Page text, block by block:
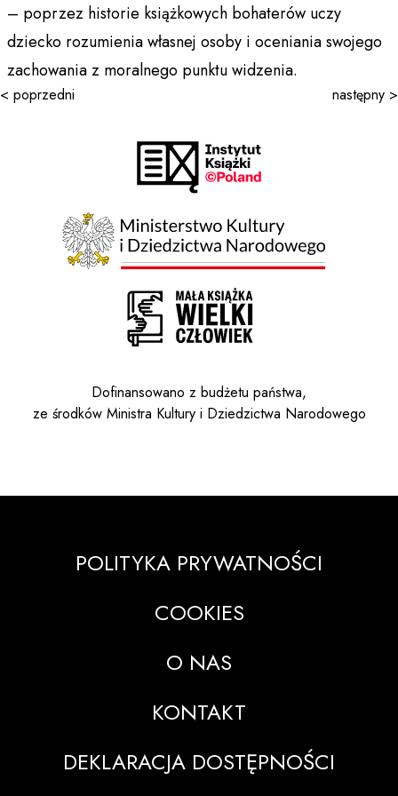
– poprzez historie książkowych bohaterów uczy
dziecko rozumienia własnej osoby i oceniania swojego
zachowania z moralnego punktu widzenia.
< poprzedni następny >
Dofinansowano z budżetu państwa,
ze środków Ministra Kultury i Dziedzictwa Narodowego
POLITYKA PRYWATNOŚCI
COOKIES
O NAS
KONTAKT
DEKLARACJA DOSTĘPNOŚCI